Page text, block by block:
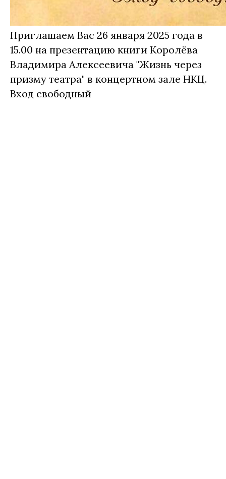
Приглашаем Вас 26 января 2025 года в
15.00 на презентацию книги Королёва
Владимира Алексеевича "Жизнь через
призму театра" в концертном зале НКЦ.
Вход свободный